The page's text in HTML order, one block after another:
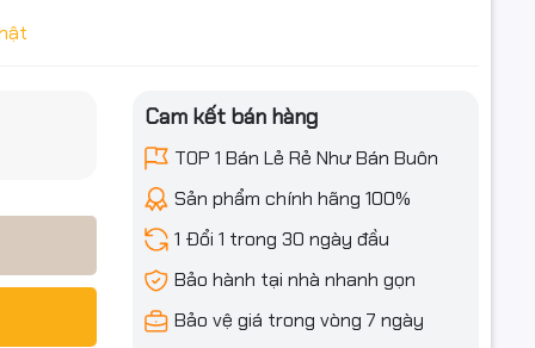
Cam kết bán hàng
TOP 1 Bán Lẻ Rẻ Như Bán Buôn
Sản phẩm chính hãng 100%
1 Đổi 1 trong 30 ngày đầu
Bảo hành tại nhà nhanh gọn
Bảo vệ giá trong vòng 7 ngày